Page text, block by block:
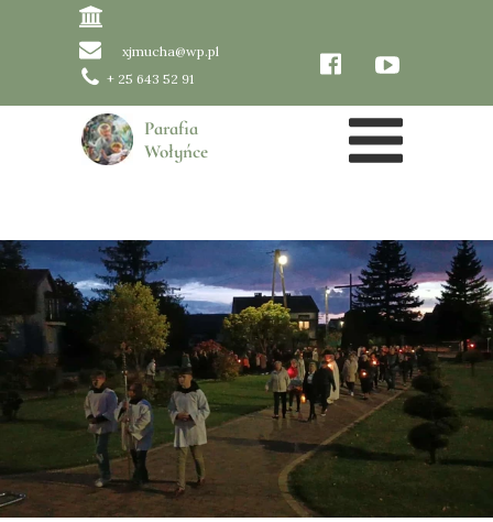
xjmucha@wp.pl
+ 25 643 52 91
Parafia
Wołyńce